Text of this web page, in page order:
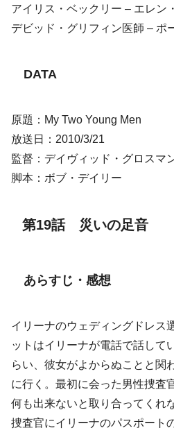
アイリス・ベックリー – エレン
デビッド・グリフィン医師 – ポ
DATA
原題：My Two Young Men
放送日：2010/3/21
監督：デイヴィッド・グロスマ
脚本：ボブ・デイリー
第19話 災いの足音
あらすじ・感想
イリーナのウェディングドレス
ットはイリーナが電話で話して
らい、彼女がよからぬことと関
に行く。最初に会った男性捜査
何も出来ないと取り合ってくれ
捜査官にイリーナのパスポート